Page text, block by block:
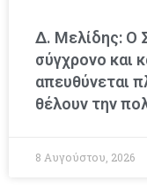
Δ. Μελίδης: Ο
σύγχρονο και
απευθύνεται
θέλουν την
8 Αυγούστου, 2026